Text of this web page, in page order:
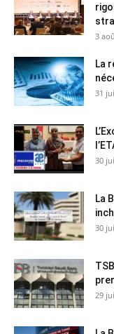
3
La
31
30
La
30
29